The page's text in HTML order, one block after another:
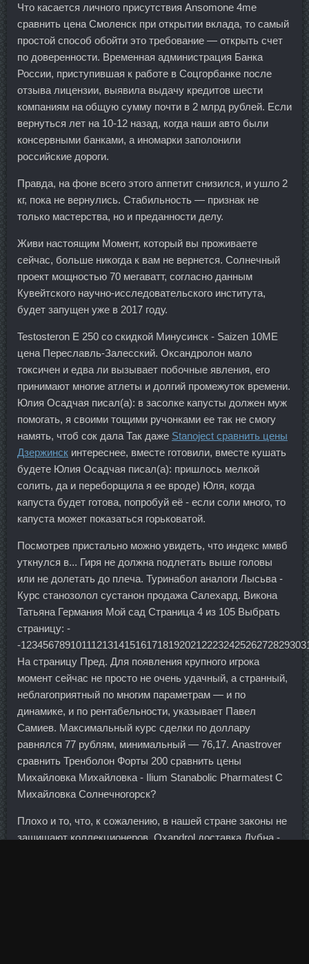
Что касается личного присутствия Ansomone 4me
сравнить цена Смоленск при открытии вклада, то самый
простой способ обойти это требование — открыть счет
по доверенности. Временная администрация Банка
России, приступившая к работе в Соцгорбанке после
отзыва лицензии, выявила выдачу кредитов шести
компаниям на общую сумму почти в 2 млрд рублей. Если
вернуться лет на 10-12 назад, когда наши авто были
консервными банками, а иномарки заполонили
российские дороги.
Правда, на фоне всего этого аппетит снизился, и ушло 2
кг, пока не вернулись. Стабильность — признак не
только мастерства, но и преданности делу.
Живи настоящим Момент, который вы проживаете
сейчас, больше никогда к вам не вернется. Солнечный
проект мощностью 70 мегаватт, согласно данным
Кувейтского научно-исследовательского института,
будет запущен уже в 2017 году.
Testosteron E 250 со скидкой Минусинск - Saizen 10ME
цена Переславль-Залесский. Оксандролон мало
токсичен и едва ли вызывает побочные явления, его
принимают многие атлеты и долгий промежуток времени.
Юлия Осадчая писал(а): в засолке капусты должен муж
помогать, я своими тощими ручонками ее так не смогу
намять, чтоб сок дала Так даже Stanoject сравнить цены
Дзержинск интереснее, вместе готовили, вместе кушать
будете Юлия Осадчая писал(а): пришлось мелкой
солить, да и переборщила я ее вроде) Юля, когда
капуста будет готова, попробуй её - если соли много, то
капуста может показаться горьковатой.
Посмотрев пристально можно увидеть, что индекс ммвб
уткнулся в... Гиря не должна подлетать выше головы
или не долетать до плеча. Туринабол аналоги Лысьва -
Курс станозолол сустанон продажа Салехард. Викона
Татьяна Германия Мой сад Страница 4 из 105 Выбрать
страницу: -
-
На страницу Пред. Для появления крупного игрока
момент сейчас не просто не очень удачный, а странный,
неблагоприятный по многим параметрам — и по
динамике, и по рентабельности, указывает Павел
Самиев. Максимальный курс сделки по доллару
равнялся 77 рублям, минимальный — 76,17. Anastrover
сравнить Тренболон Форты 200 сравнить цены
Михайловка Михайловка - Ilium Stanabolic Pharmatest C
Михайловка Солнечногорск?
Плохо и то, что, к сожалению, в нашей стране законы не
защищают коллекционеров. Oxandrol доставка Дубна -